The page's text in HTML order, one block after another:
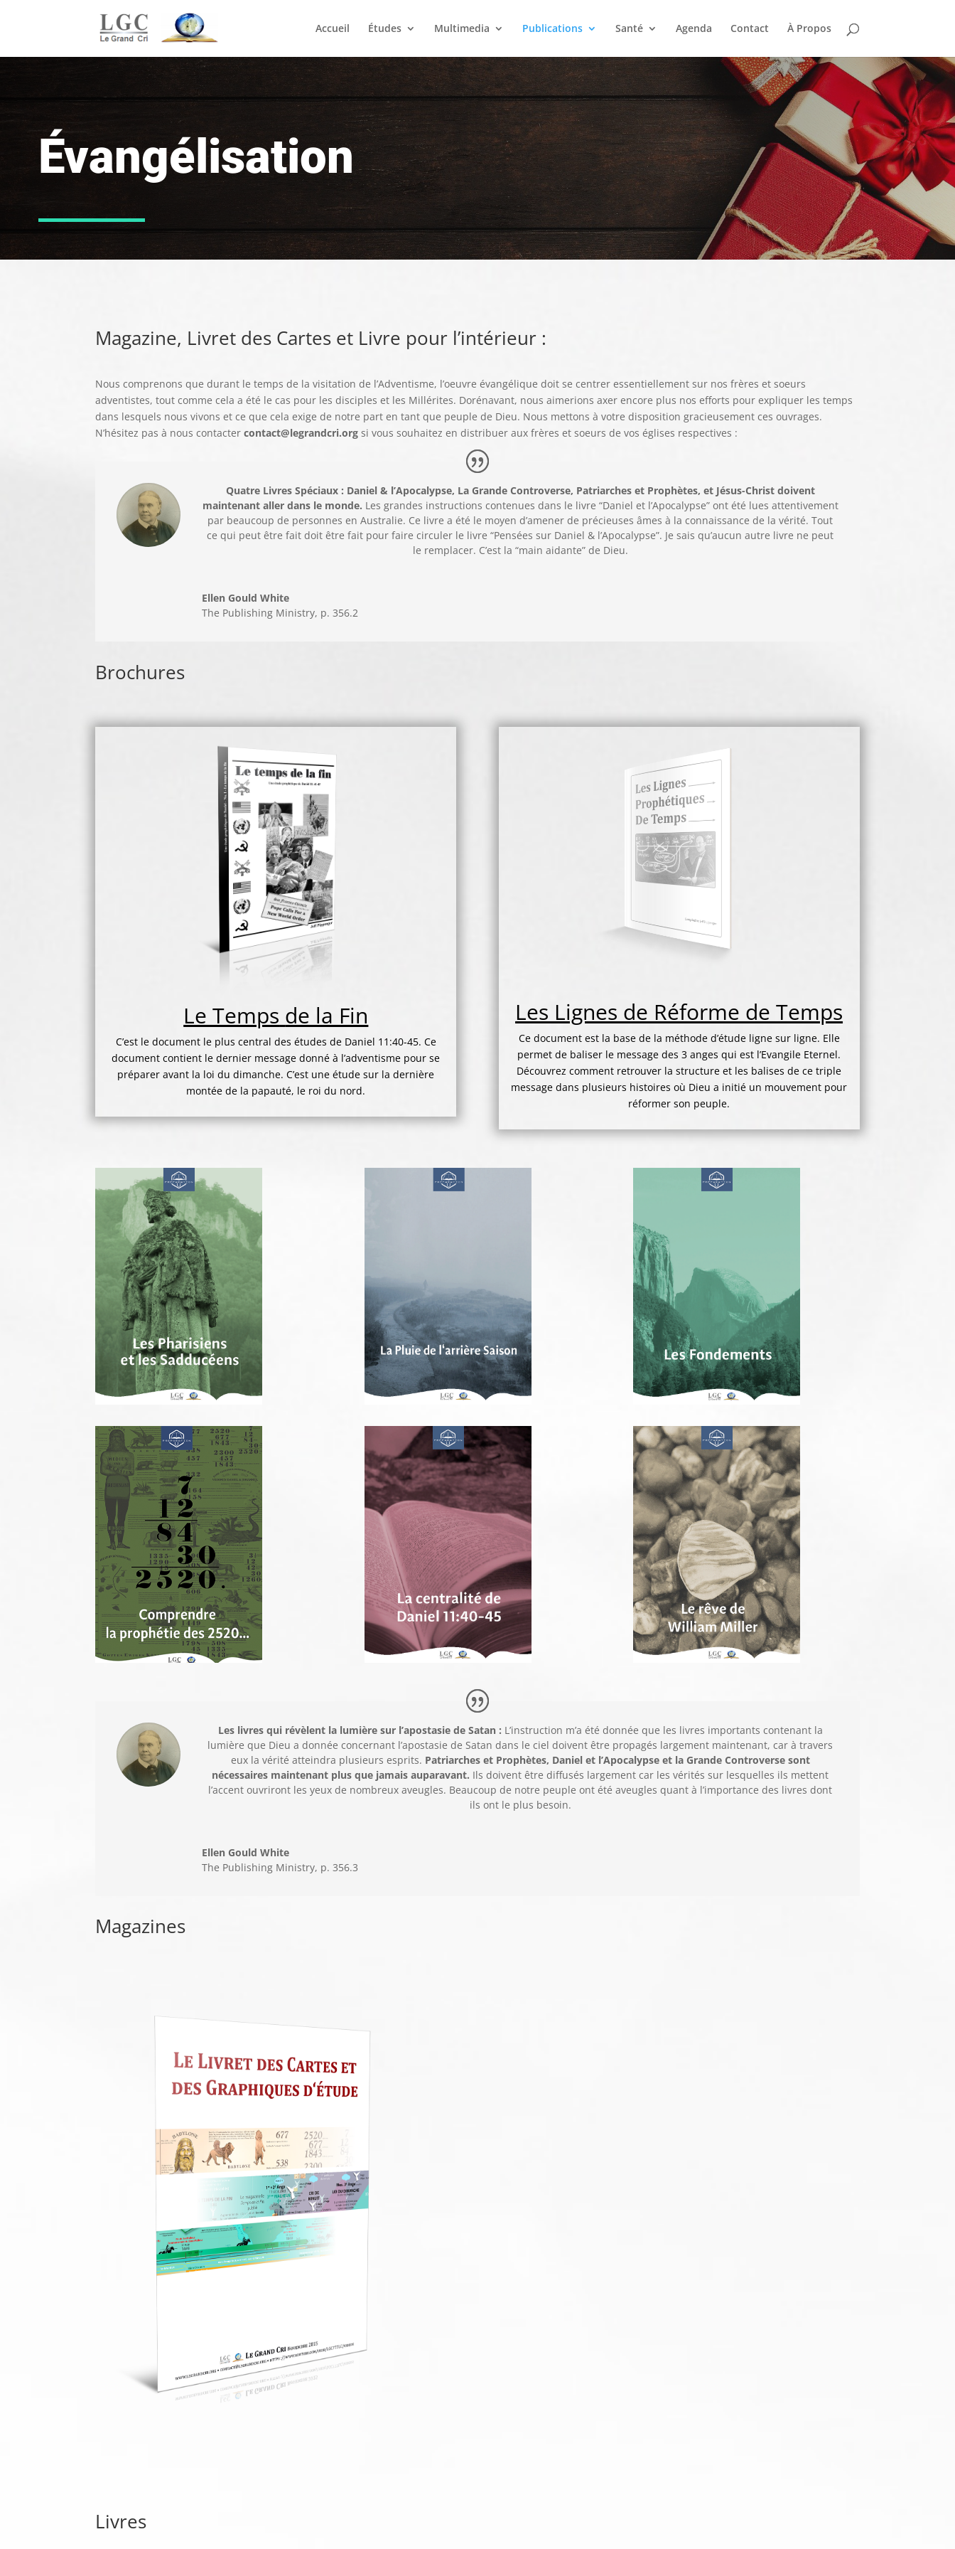
Accueil Études Multimedia Publications Santé Agenda Contact À Propos
Évangélisation
Magazine, Livret des Cartes et Livre pour l’intérieur :
Nous comprenons que durant le temps de la visitation de l’Adventisme, l’oeuvre évangélique doit se centrer essentiellement sur nos frères et soeurs
adventistes, tout comme cela a été le cas pour les disciples et les Millérites. Dorénavant, nous aimerions axer encore plus nos efforts pour expliquer les temps
dans lesquels nous vivons et ce que cela exige de notre part en tant que peuple de Dieu. Nous mettons à votre disposition gracieusement ces ouvrages.
N’hésitez pas à nous contactercontact@legrandcri.org si vous souhaitez en distribuer aux frères et soeurs de vos églises respectives :
Quatre Livres Spéciaux : Daniel & l’Apocalypse, La Grande Controverse, Patriarches et Prophètes, et Jésus-Christ doivent
maintenant aller dans le monde. Les grandes instructions contenues dans le livre “Daniel et l’Apocalypse” ont été lues attentivement
par beaucoup de personnes en Australie. Ce livre a été le moyen d’amener de précieuses âmes à la connaissance de la vérité. Tout
ce qui peut être fait doit être fait pour faire circuler le livre “Pensées sur Daniel & l’Apocalypse”. Je sais qu’aucun autre livre ne peut
le remplacer. C’est la “main aidante” de Dieu.
Ellen Gould White
The Publishing Ministry, p. 356.2
Brochures
Le Temps de la Fin
C’est le document le plus central des études de Daniel 11:40-45. Ce
document contient le dernier message donné à l’adventisme pour se
préparer avant la loi du dimanche. C’est une étude sur la dernière
montée de la papauté, le roi du nord.
Les Lignes de Réforme de Temps
Ce document est la base de la méthode d’étude ligne sur ligne. Elle
permet de baliser le message des 3 anges qui est l’Evangile Eternel.
Découvrez comment retrouver la structure et les balises de ce triple
message dans plusieurs histoires où Dieu a initié un mouvement pour
réformer son peuple.
Les livres qui révèlent la lumière sur l’apostasie de Satan : L’instruction m’a été donnée que les livres importants contenant la
lumière que Dieu a donnée concernant l’apostasie de Satan dans le ciel doivent être propagés largement maintenant, car à travers
eux la vérité atteindra plusieurs esprits. Patriarches et Prophètes, Daniel et l’Apocalypse et la Grande Controverse sont
nécessaires maintenant plus que jamais auparavant. Ils doivent être diffusés largement car les vérités sur lesquelles ils mettent
l’accent ouvriront les yeux de nombreux aveugles. Beaucoup de notre peuple ont été aveugles quant à l’importance des livres dont
ils ont le plus besoin.
Ellen Gould White
The Publishing Ministry, p. 356.3
Magazines
Livres